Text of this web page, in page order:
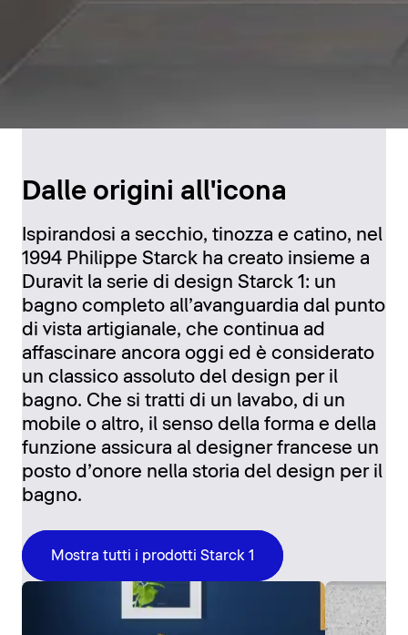
Dalle origini all'icona
Ispirandosi a secchio, tinozza e catino, nel
1994 Philippe Starck ha creato insieme a
Duravit la serie di design Starck 1: un
bagno completo all’avanguardia dal punto
di vista artigianale, che continua ad
affascinare ancora oggi ed è considerato
un classico assoluto del design per il
bagno. Che si tratti di un lavabo, di un
mobile o altro, il senso della forma e della
funzione assicura al designer francese un
posto d’onore nella storia del design per il
bagno.
Mostra tutti i prodotti Starck 1